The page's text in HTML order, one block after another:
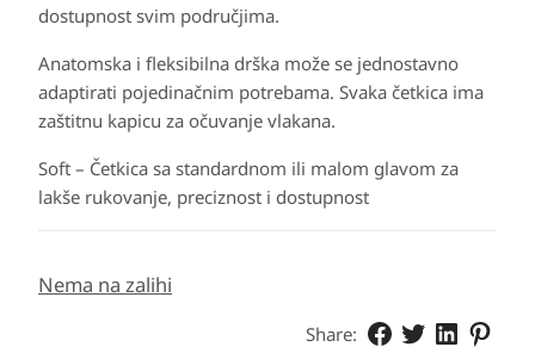
dostupnost svim područjima.
Anatomska i fleksibilna drška može se jednostavno
adaptirati pojedinačnim potrebama. Svaka četkica ima
zaštitnu kapicu za očuvanje vlakana.
Soft – Četkica sa standardnom ili malom glavom za
lakše rukovanje, preciznost i dostupnost
Nema na zalihi
Share: